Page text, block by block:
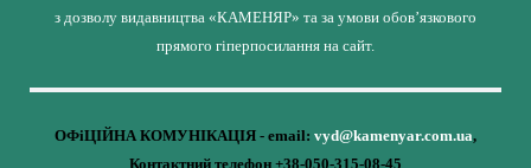
з дозволу видавництва «КАМЕНЯР» та за умови обов’язкового
прямого гіперпосилання на сайт.
ОФіЦІЙНА КОМУНІКАЦІЯ - email: vyd@kamenyar.com.ua,
Контактний телефон +38-050-315-08-45